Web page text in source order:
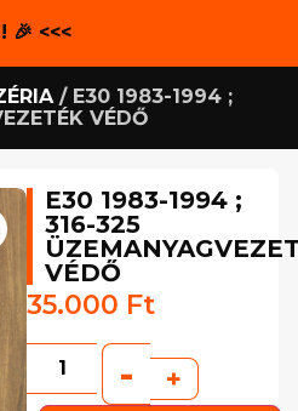
🎉 <<<
/ E30 1983-1994 ;
VÉDŐ
E30 1983-1994 ;
316-325
VÉDŐ
35.000 Ft
- +